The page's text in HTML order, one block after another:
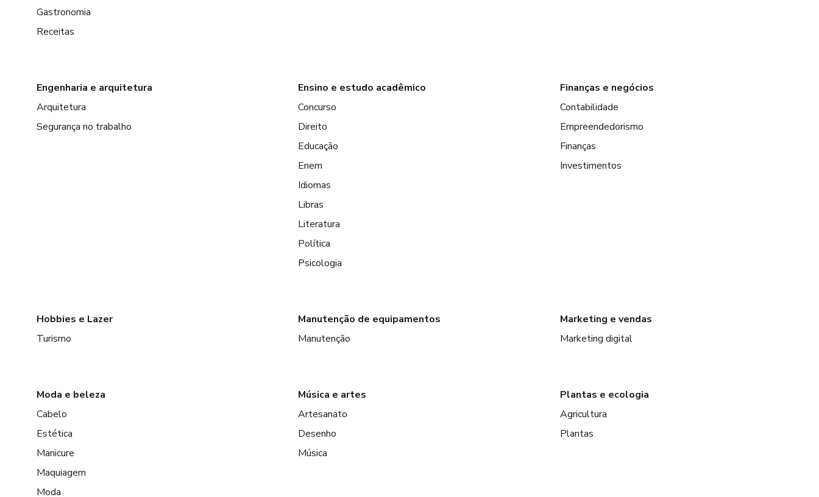
Gastronomia
Receitas
Engenharia e arquitetura
Arquitetura
Segurança no trabalho
Ensino e estudo acadêmico
Concurso
Direito
Educação
Enem
Idiomas
Libras
Literatura
Política
Psicologia
Finanças e negócios
Contabilidade
Empreendedorismo
Finanças
Investimentos
Hobbies e Lazer
Turismo
Manutenção de equipamentos
Manutenção
Marketing e vendas
Marketing digital
Moda e beleza
Cabelo
Estética
Manicure
Maquiagem
Moda
Música e artes
Artesanato
Desenho
Música
Plantas e ecologia
Agricultura
Plantas